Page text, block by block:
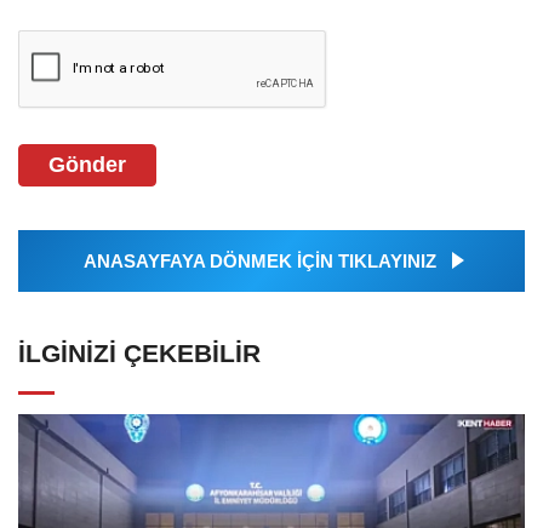
Gönder
ANASAYFAYA DÖNMEK İÇİN TIKLAYINIZ
İLGINIZI ÇEKEBILIR